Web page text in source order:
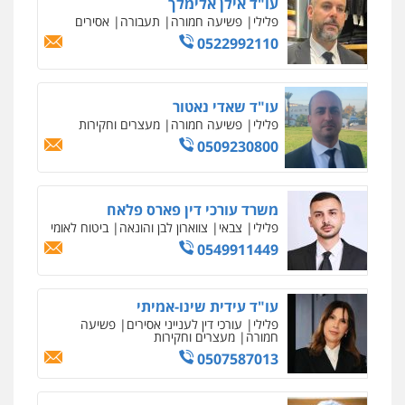
פלילי פשיעה חמורה תעבורה אסירים
0522992110
עו"ד שאדי נאטור
פלילי פשיעה חמורה מעצרים וחקירות
0509230800
משרד עורכי דין פארס פלאח
פלילי צבאי צווארון לבן והונאה ביטוח לאומי
0549911449
עו"ד עידית שינו-אמיתי
פלילי עורכי דין לענייני אסירים פשיעה
חמורה מעצרים וחקירות
0507587013